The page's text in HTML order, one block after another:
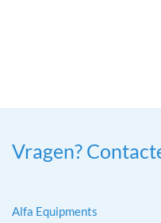
Vragen?
Alfa Equipments